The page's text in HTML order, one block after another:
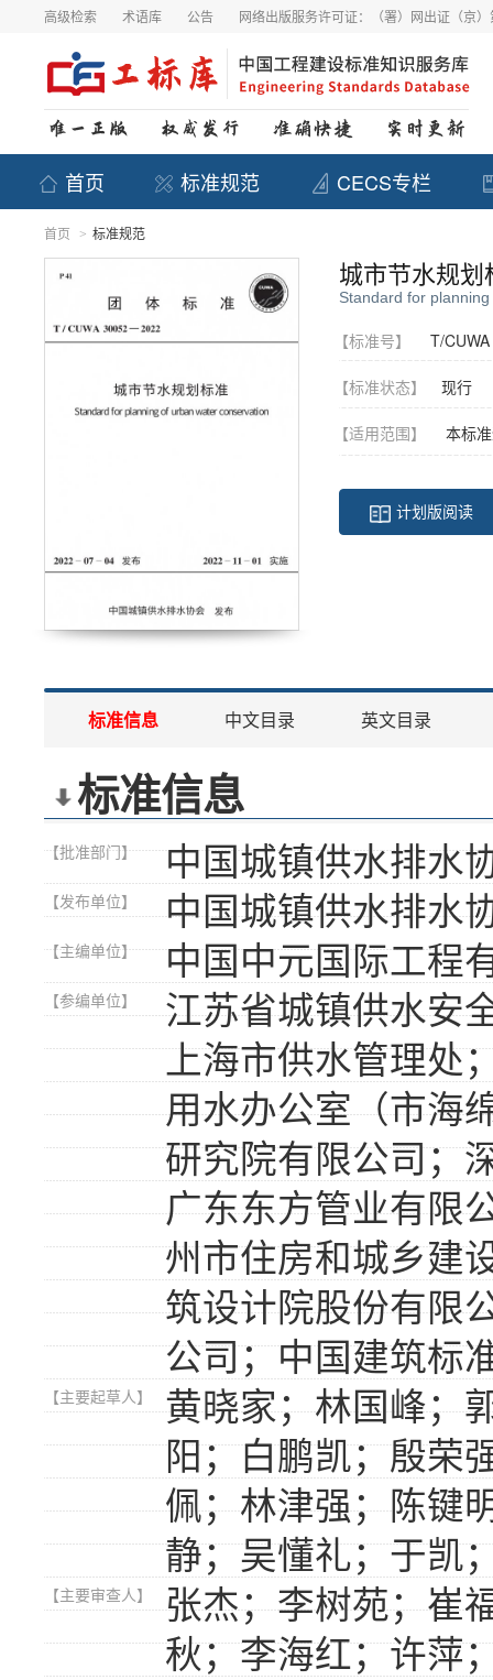
高级检索 术语库 公告 网络出版服务许可证：（署）网出证（京
首页 标准规范 CECS专栏
首页 > 标准规范
城市节水规划
Standard for
【标准号】 T/
【标准状态】 现行
【适用范围】 本标
计划版阅读
标准信息 中文目录 英文目录
标准信息
【批准部门】 中国城镇供水排水
【发布单位】 中国城镇供水排水
【主编单位】 中国中元国际工程
【参编单位】
江苏省城镇供水安
上海市供水管理处
用水办公室（市海
研究院有限公司；
广东东方管业有限
州市住房和城乡建
筑设计院股份有限
公司；中国建筑标
【主要起草人】
黄晓家；林国峰；
阳；白鹏凯；殷荣
佩；林津强；陈键
静；吴懂礼；于凯
【主要审查人】
张杰；李树苑；崔
秋；李海红；许萍